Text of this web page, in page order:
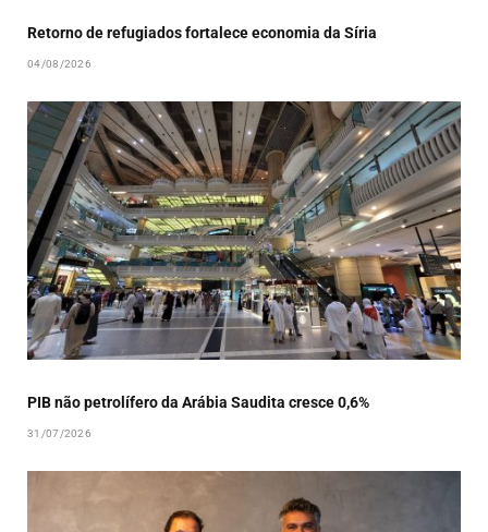
Retorno de refugiados fortalece economia da Síria
04/08/2026
PIB não petrolífero da Arábia Saudita cresce 0,6%
31/07/2026